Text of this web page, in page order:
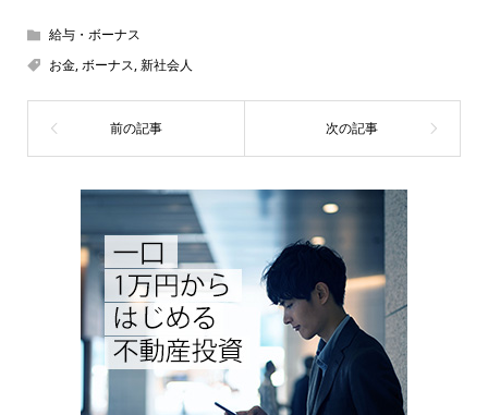
給与・ボーナス
お金,ボーナス,新社会人